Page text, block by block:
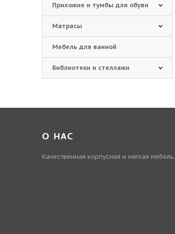
Прихожие и тумбы для обуви
Матрасы
Мебель для ванной
Библиотеки и стеллажи
О НАС
Качественная корпусная и мягкая мебель.